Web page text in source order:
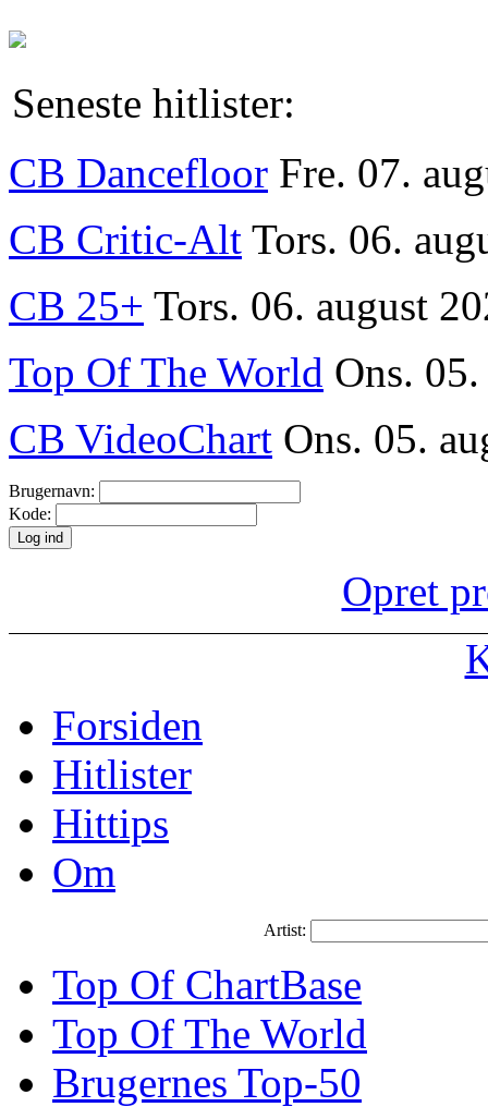
Seneste hitlister:
CB Dancefloor Fre. 07.
CB Critic-Alt Tors. 06.
CB 25+ Tors. 06. august
Top Of The World Ons.
CB VideoChart Ons. 05.
Brugernavn:
Kode:
Opret
Forsiden
Hitlister
Hittips
Om
Artist:
Top Of ChartBase
Top Of The World
Brugernes Top-50